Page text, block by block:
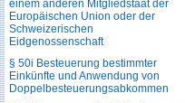
einem anderen Mitgliedstaat der
Europäischen Union oder der
Schweizerischen
Eidgenossenschaft
§ 50i Besteuerung bestimmter
Einkünfte und Anwendung von
Doppelbesteuerungs­abkommen